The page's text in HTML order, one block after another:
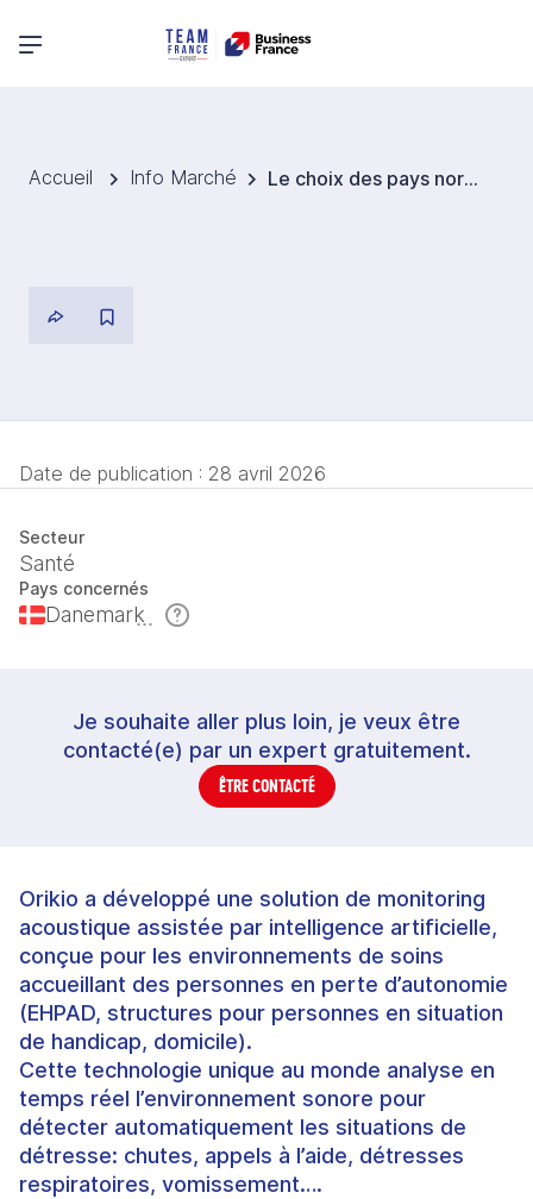
Menu principal
Accueil Info Marché Le choix des pays nordiques s’est imposé naturellement et l’accompagnement de Business France a constitué un accélérateur
Date de publication : 28 avril 2026
Secteur
Santé
Pays concernés
Danemark
Je souhaite aller plus loin, je veux être
contacté(e) par un expert gratuitement.
ÊTRE CONTACTÉ
Orikio a développé une solution de monitoring
acoustique assistée par intelligence artificielle,
conçue pour les environnements de soins
accueillant des personnes en perte d’autonomie
(EHPAD, structures pour personnes en situation
de handicap, domicile).
Cette technologie unique au monde analyse en
temps réel l’environnement sonore pour
détecter automatiquement les situations de
détresse: chutes, appels à l’aide, détresses
respiratoires, vomissement….